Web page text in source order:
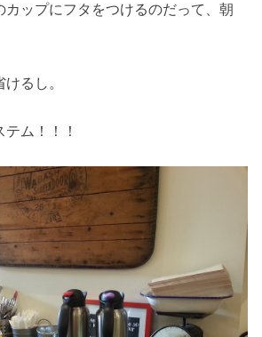
カップにフタをつけるのだって、朝
るし。
ム！！！